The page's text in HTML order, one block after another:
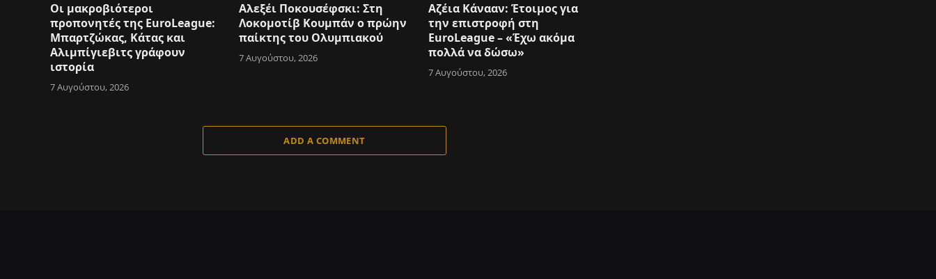
Οι μακροβιότεροι
προπονητές της EuroLeague:
Μπαρτζώκας, Κάτας και
Αλιμπίγιεβιτς γράφουν
ιστορία
7 Αυγούστου, 2026
Αλεξέι Ποκουσέφσκι: Στη
Λοκομοτίβ Κουμπάν ο πρώην
παίκτης του Ολυμπιακού
7 Αυγούστου, 2026
Αζέια Κάνααν: Έτοιμος για
την επιστροφή στη
EuroLeague – «Έχω ακόμα
πολλά να δώσω»
7 Αυγούστου, 2026
ADD A COMMENT